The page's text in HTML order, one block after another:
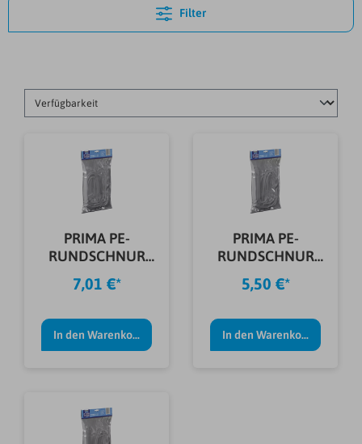
Filter
PRIMA PE-
RUNDSCHNUR
GRAU SB-PACK
20MM 5M
7,01 €*
In den Warenkorb
PRIMA PE-
RUNDSCHNUR
GRAU SB-PACK
15MM 5M
5,50 €*
In den Warenkorb